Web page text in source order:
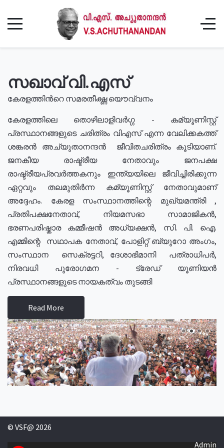
സഖാവ് വി.എസ്
കേരളത്തിൻറെ സമരതീക്ഷ്ണ യൌവ്വനം
കേരളത്തിലെ തൊഴിലാളിവർഗ്ഗ - കമ്യൂണിസ്റ്റ്
പ്രസ്ഥാനങ്ങളുടെ ചരിത്രം വിഎസ് എന്ന വേലിക്കകത്ത്
ശങ്കരൻ അച്യുതാനന്ദൻ ജീവിതചരിത്രം കൂടിയാണ്.
ജനകീയ രാഷ്ട്രീയ നേതാവും ജനപക്ഷ
രാഷ്ട്രീയപ്രവർത്തകനും ഇന്ത്യയിലെ ജീവിച്ചിരിക്കുന്ന
ഏറ്റവും തലമുതിർന്ന കമ്യൂണിസ്റ്റ് നേതാവുമാണ്
അദ്ദേഹം. കേരള സംസ്ഥാനത്തിന്റെ മുഖ്യമന്ത്രി ,
പ്രതിപക്ഷനേതാവ്, നിയമസഭാ സാമാജികൻ,
ഭരണപരിഷ്കാര കമ്മീഷൻ അധ്യക്ഷൻ, സി. പി. ഐ.
എമ്മിന്റെ സഥാപക നേതാവ്, പോളിറ്റ് ബ്യുറോ അംഗം,
സംസ്ഥാന സെക്രട്ടറി, ദേശാഭിമാനി പത്രാധിപർ,
നിരവധി പുരോഗമന - ട്രേഡ് യൂണിയൻ
പ്രസ്ഥാനങ്ങളുടെ നായകത്വം തുടങ്ങി
Read More
© VSF@ 2026
Admin